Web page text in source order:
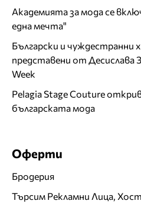
Академията за мода се
една мечта"
Български и чуждестранни
представени от Десислава
Week
Pelagia Stage Couture
българската мода
Оферти
Бродерия
Търсим Рекламни Лица,